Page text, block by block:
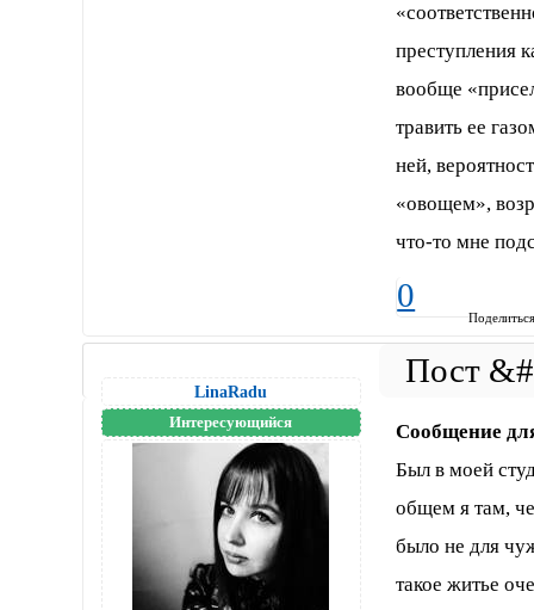
преступления
вообще
травить ее
ней,
«овощем»,
что-то мне
0
LinaRadu
Интересующийся
Сообщение
Был в моей
общем я там,
было не для
такое житье